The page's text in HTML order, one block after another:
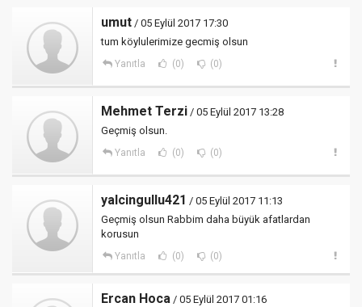
umut / 05 Eylül 2017 17:30
tum köylulerimize gecmiş olsun
Yanıtla (0) (0)
Mehmet Terzi / 05 Eylül 2017 13:28
Geçmiş olsun.
Yanıtla (0) (0)
yalcingullu421 / 05 Eylül 2017 11:13
Geçmiş olsun Rabbim daha büyük afatlardan
korusun
Yanıtla (0) (0)
Ercan Hoca / 05 Eylül 2017 01:16